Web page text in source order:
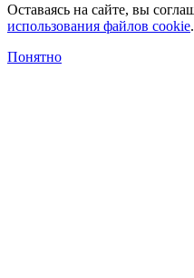
Оставаясь на сайте, вы
использования файлов cookie.
Понятно